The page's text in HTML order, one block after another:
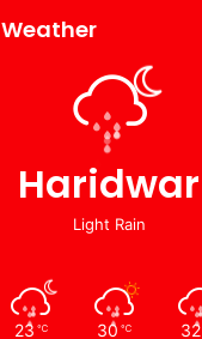
Weather
Haridwar
Light Rain
23 ℃ 30 ℃ 32